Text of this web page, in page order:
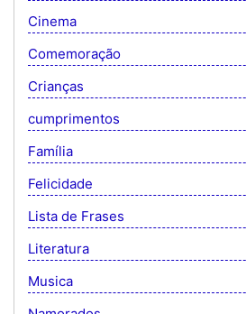
Cinema
Comemoração
Crianças
cumprimentos
Família
Felicidade
Lista de Frases
Literatura
Musica